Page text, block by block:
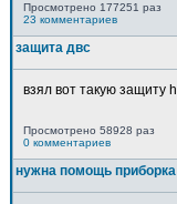
Просмотрено 177251 раз
23 комментариев
защита двс
взял вот такую защиту
Просмотрено 58928 раз
0 комментариев
нужна помощь